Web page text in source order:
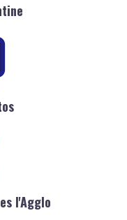
l'Agglo